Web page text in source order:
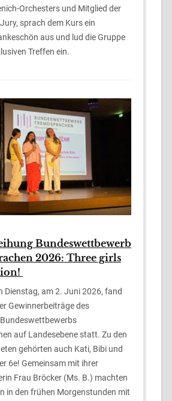
Orchesters und Mitglied der
sprach dem Kurs ein
aus und lud die Gruppe
Treffen ein.
Bundeswettbewerb
2026: Three girls
Dienstag, am 2. Juni 2026, fand
Gewinnerbeiträge des
auf Landesebene statt. Zu den
gehörten auch Kati, Bibi und
6e! Gemeinsam mit ihrer
Frau Bröcker (Ms. B.) machten
in den frühen Morgenstunden mit